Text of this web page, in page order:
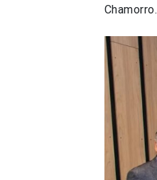
Chamorro.